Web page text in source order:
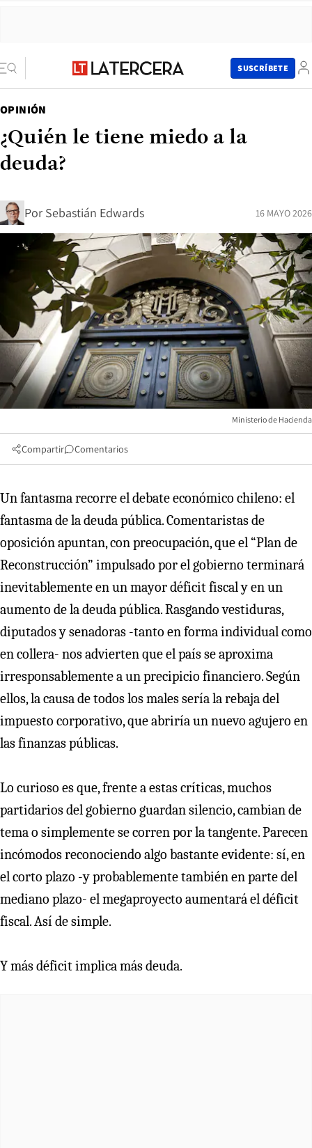
SUSCRÍBETE
OPINIÓN
¿Quién le tiene miedo a la
deuda?
Por Sebastián Edwards 16 MAYO 2026
Ministerio de Hacienda
Compartir Comentarios
Un fantasma recorre el debate económico chileno: el
fantasma de la deuda pública. Comentaristas de
oposición apuntan, con preocupación, que el “Plan de
Reconstrucción” impulsado por el gobierno terminará
inevitablemente en un mayor déficit fiscal y en un
aumento de la deuda pública. Rasgando vestiduras,
diputados y senadoras -tanto en forma individual como
en collera- nos advierten que el país se aproxima
irresponsablemente a un precipicio financiero. Según
ellos, la causa de todos los males sería la rebaja del
impuesto corporativo, que abriría un nuevo agujero en
las finanzas públicas.
Lo curioso es que, frente a estas críticas, muchos
partidarios del gobierno guardan silencio, cambian de
tema o simplemente se corren por la tangente. Parecen
incómodos reconociendo algo bastante evidente: sí, en
el corto plazo -y probablemente también en parte del
mediano plazo- el megaproyecto aumentará el déficit
fiscal. Así de simple.
Y más déficit implica más deuda.